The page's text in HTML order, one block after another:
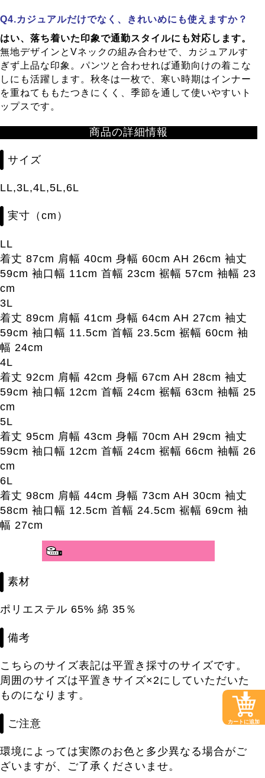
カジュアルだけでなく、きれいめにも使えますか？
はい、落ち着いた印象で通勤スタイルにも対応します。
無地デザインとVネックの組み合わせで、カジュアルす
ぎず上品な印象。パンツと合わせれば通勤向けの着こな
しにも活躍します。秋冬は一枚で、寒い時期はインナー
を重ねてももたつきにくく、季節を通して使いやすいト
ップスです。
商品の詳細情報
サイズ
LL,3L,4L,5L,6L
実寸（cm）
LL
着丈 87cm 肩幅 40cm 身幅 60cm AH 26cm 袖丈
59cm 袖口幅 11cm 首幅 23cm 裾幅 57cm 袖幅 23
cm
3L
着丈 89cm 肩幅 41cm 身幅 64cm AH 27cm 袖丈
59cm 袖口幅 11.5cm 首幅 23.5cm 裾幅 60cm 袖
幅 24cm
4L
着丈 92cm 肩幅 42cm 身幅 67cm AH 28cm 袖丈
59cm 袖口幅 12cm 首幅 24cm 裾幅 63cm 袖幅 25
cm
5L
着丈 95cm 肩幅 43cm 身幅 70cm AH 29cm 袖丈
59cm 袖口幅 12cm 首幅 24cm 裾幅 66cm 袖幅 26
cm
6L
着丈 98cm 肩幅 44cm 身幅 73cm AH 30cm 袖丈
58cm 袖口幅 12.5cm 首幅 24.5cm 裾幅 69cm 袖
幅 27cm
素材
ポリエステル 65% 綿 35％
備考
こちらのサイズ表記は平置き採寸のサイズです。
周囲のサイズは平置きサイズ×2にしていただいた
ものになります。
ご注意
環境によっては実際のお色と多少異なる場合がご
ざいますが、ご了承くださいませ。
カートに追加